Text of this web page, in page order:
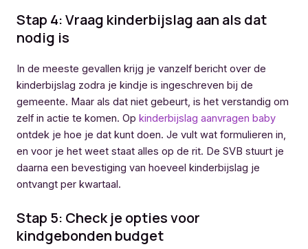
Stap 4: Vraag kinderbijslag aan als dat
nodig is
In de meeste gevallen krijg je vanzelf bericht over de
kinderbijslag zodra je kindje is ingeschreven bij de
gemeente. Maar als dat niet gebeurt, is het verstandig om
zelf in actie te komen. Op kinderbijslag aanvragen baby
ontdek je hoe je dat kunt doen. Je vult wat formulieren in,
en voor je het weet staat alles op de rit. De SVB stuurt je
daarna een bevestiging van hoeveel kinderbijslag je
ontvangt per kwartaal.
Stap 5: Check je opties voor
kindgebonden budget